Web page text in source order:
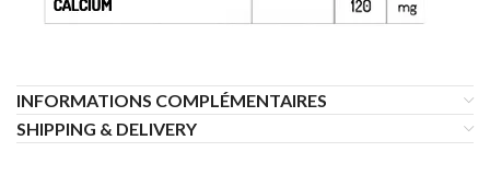
INFORMATIONS COMPLÉMENTAIRES
SHIPPING & DELIVERY